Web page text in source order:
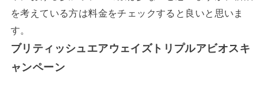
を考えている方は料金をチェックすると良いと思いま
す。
ブリティッシュエアウェイズトリプルアビオスキ
ャンペーン